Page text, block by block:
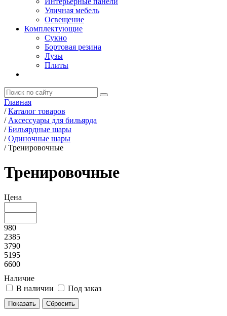
Уличная мебель
Освещение
Комплектующие
Сукно
Бортовая резина
Лузы
Плиты
Главная
/ Каталог товаров
/ Аксессуары для бильярда
/ Бильярдные шары
/ Одиночные шары
/ Тренировочные
Тренировочные
Цена
980
2385
3790
5195
6600
Наличие
В наличии
Под заказ